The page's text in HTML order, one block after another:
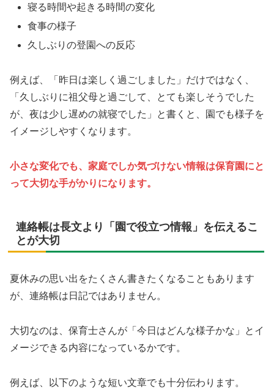
寝る時間や起きる時間の変化
食事の様子
久しぶりの登園への反応
例えば、「昨日は楽しく過ごしました」だけではなく、
「久しぶりに祖父母と過ごして、とても楽しそうでした
が、夜は少し遅めの就寝でした」と書くと、園でも様子を
イメージしやすくなります。
小さな変化でも、家庭でしか気づけない情報は保育園にと
って大切な手がかりになります。
連絡帳は長文より「園で役立つ情報」を伝えるこ
とが大切
夏休みの思い出をたくさん書きたくなることもあります
が、連絡帳は日記ではありません。
大切なのは、保育士さんが「今日はどんな様子かな」とイ
メージできる内容になっているかです。
例えば、以下のような短い文章でも十分伝わります。